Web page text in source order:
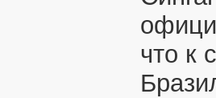
что к